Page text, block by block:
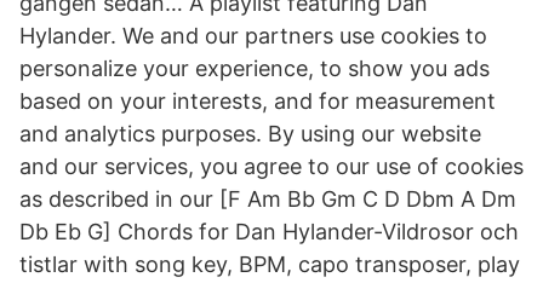
Hylander. We and our partners use cookies to
personalize your experience, to show you ads
based on your interests, and for measurement
and analytics purposes. By using our website
and our services, you agree to our use of cookies
as described in our [F Am Bb Gm C D Dbm A Dm
Db Eb G] Chords for Dan Hylander-Vildrosor och
tistlar with song key, BPM, capo transposer, play